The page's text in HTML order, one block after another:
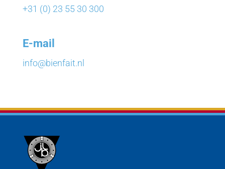
+31 (0) 23 55 30 300
E-mail
info@bienfait.nl